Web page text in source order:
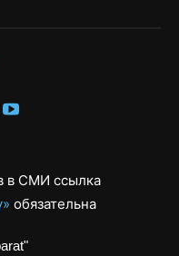
в СМИ ссылка
обязательна